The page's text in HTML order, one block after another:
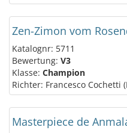
Zen-Zimon vom
Katalognr: 5711
Bewertung: V3
Klasse: Champion
Richter: Francesco Cochetti
Masterpiece de